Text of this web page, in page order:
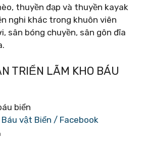
thuyền đạp và thuyền kayak
nghi khác trong khuôn viên
sân bóng chuyền, sân gôn đĩa
TRIỂN LÃM KHO BÁU
Báu vật Biển / Facebook